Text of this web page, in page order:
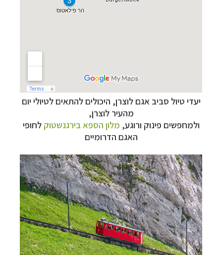
יעדי טיול סביב אגם לוצרן, היכולים להתאים לטיולי יום
מהעיר לוצרן,
ולמחפשים פינוק ורוגע, מלון הספא בירגנשטוק לחופי
האגם הדרומיים